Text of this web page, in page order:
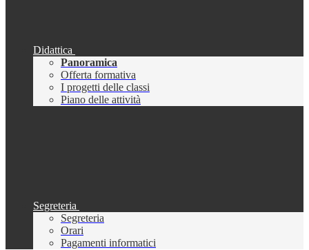
Didattica
Panoramica
Offerta formativa
I progetti delle classi
Piano delle attività
Segreteria
Segreteria
Orari
Pagamenti informatici